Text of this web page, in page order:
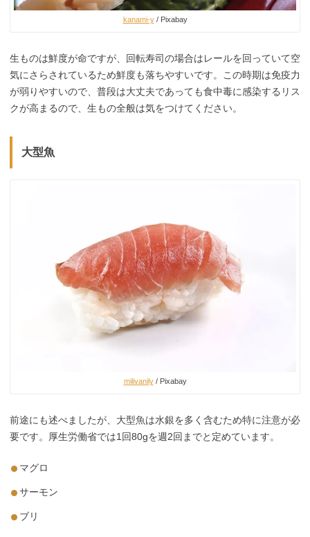
kanami-y/ Pixabay
生ものは鮮度が命ですが、回転寿司の場合はレールを回っていて空
気にさらされているため鮮度も落ちやすいです。この時期は免疫力
が弱りやすいので、普段は大丈夫であっても食中毒に感染するリス
クが高まるので、生もの全般は気をつけてください。
大型魚
milivanily/ Pixabay
前途にも述べましたが、大型魚は水銀を多く含むため特に注意が必
要です。厚生労働省では1回80gを週2回までと定めています。
マグロ
サーモン
ブリ